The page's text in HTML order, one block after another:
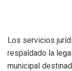
Los servicios
respaldado la
municipal